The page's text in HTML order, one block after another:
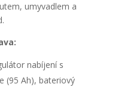
umyvadlem a
nabíjení s
(95 Ah), bateriový